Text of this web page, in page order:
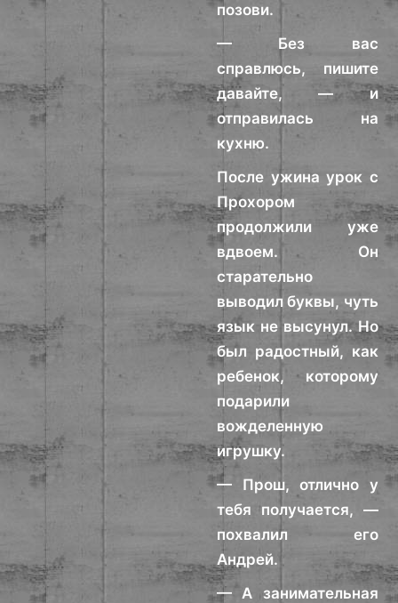
позови.
— Без вас
справлюсь, пишите
давайте, — и
отправилась на
кухню.
После ужина урок с
Прохором
продолжили уже
вдвоем. Он
старательно
выводил буквы, чуть
язык не высунул. Но
был радостный, как
ребенок, которому
подарили
вожделенную
игрушку.
— Прош, отлично у
тебя получается, —
похвалил его
Андрей.
— А занимательная